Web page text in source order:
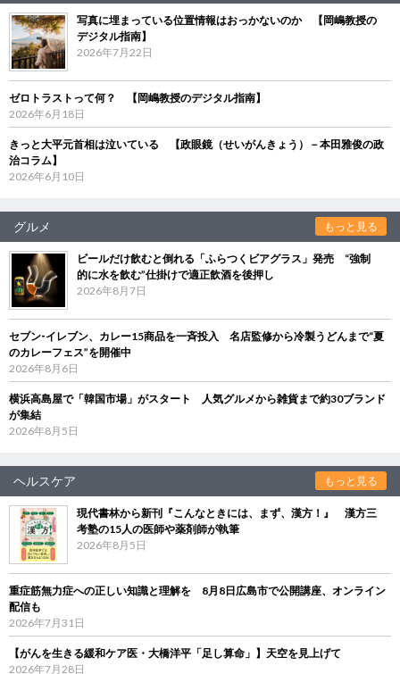
写真に埋まっている位置情報はおっかないのか 【岡嶋教授の
デジタル指南】
2026年7月22日
ゼロトラストって何？ 【岡嶋教授のデジタル指南】
2026年6月18日
きっと大平元首相は泣いている 【政眼鏡（せいがんきょう）－本田雅俊の政
治コラム】
2026年6月10日
グルメ もっと見る
ビールだけ飲むと倒れる「ふらつくビアグラス」発売 “強制
的に水を飲む”仕掛けで適正飲酒を後押し
2026年8月7日
セブン‐イレブン、カレー15商品を一斉投入 名店監修から冷製うどんまで“夏
のカレーフェス”を開催中
2026年8月6日
横浜高島屋で「韓国市場」がスタート 人気グルメから雑貨まで約30ブランド
が集結
2026年8月5日
ヘルスケア もっと見る
現代書林から新刊『こんなときには、まず、漢方！』 漢方三
考塾の15人の医師や薬剤師が執筆
2026年8月5日
重症筋無力症への正しい知識と理解を 8月8日広島市で公開講座、オンライン
配信も
2026年7月31日
【がんを生きる緩和ケア医・大橋洋平「足し算命」】天空を見上げて
2026年7月28日